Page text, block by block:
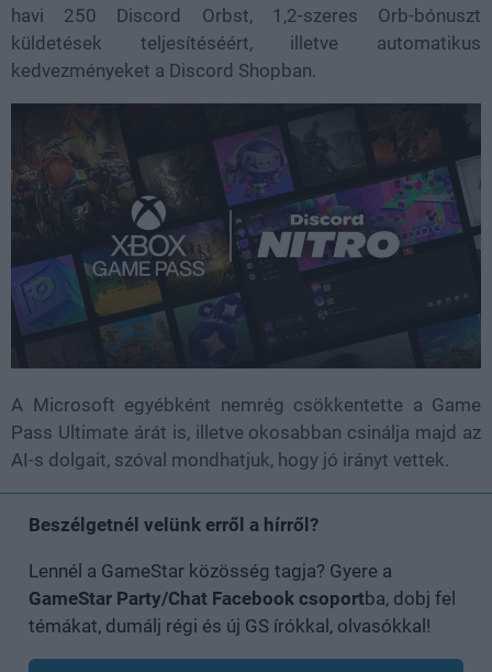
havi 250 Discord Orbst, 1,2-szeres Orb-bónuszt
küldetések teljesítéséért, illetve automatikus
kedvezményeket a Discord Shopban.
A Microsoft egyébként nemrég csökkentette a Game
Pass Ultimate árát is, illetve okosabban csinálja majd az
AI-s dolgait, szóval mondhatjuk, hogy jó irányt vettek.
Beszélgetnél velünk erről a hírről?
Lennél a GameStar közösség tagja? Gyere a
GameStar Party/Chat Facebook csoportba, dobj fel
témákat, dumálj régi és új GS írókkal, olvasókkal!